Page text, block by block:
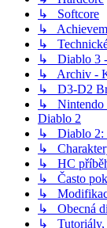
↳ Softcore
↳
↳
↳ Diablo 3
↳ Archiv -
↳ D3-D2
↳ Nintendo
Diablo 2
↳ Diablo 2:
↳
↳ HC
↳ Často
↳
↳ Obecná
↳ Tutoriály,